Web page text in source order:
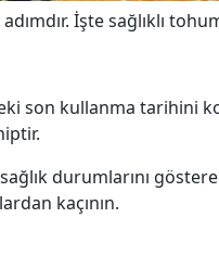
İşte sağlıklı
son kullanma tarihini
durumlarını
kaçının.